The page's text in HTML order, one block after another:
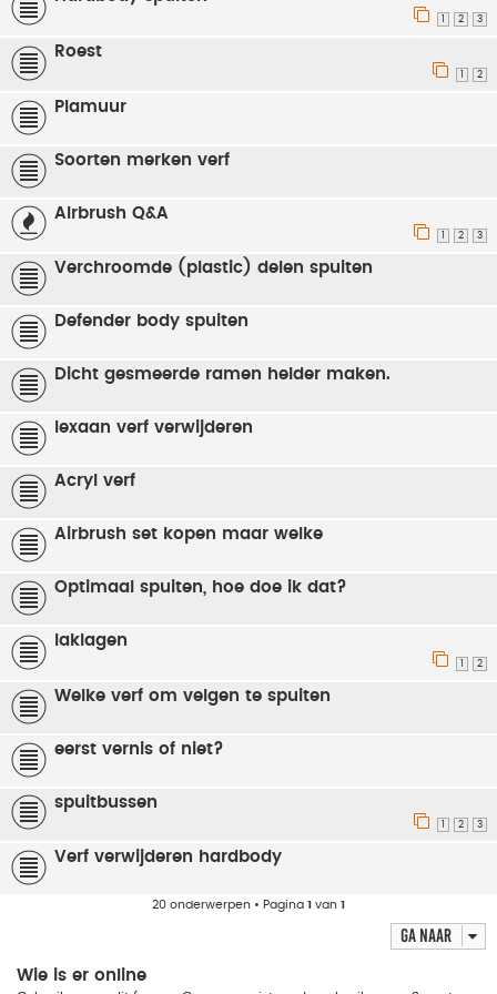
2 3
Roest
1 2
Plamuur
Soorten merken verf
AIrbrush Q&A
2 3
Verchroomde (plastic) delen spuiten
Defender body spuiten
Dicht gesmeerde ramen helder maken.
lexaan verf verwijderen
Acryl verf
Airbrush set kopen maar welke
Optimaal spuiten, hoe doe ik dat?
laklagen
1 2
Welke verf om velgen te spuiten
eerst vernis of niet?
spuitbussen
2 3
Verf verwijderen hardbody
20 onderwerpen • Pagina 1 van 1
Ga naar
Wie is er online